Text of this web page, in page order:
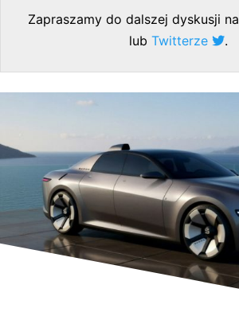
Zapraszamy do dalszej dyskusji na
lub Twitterze .